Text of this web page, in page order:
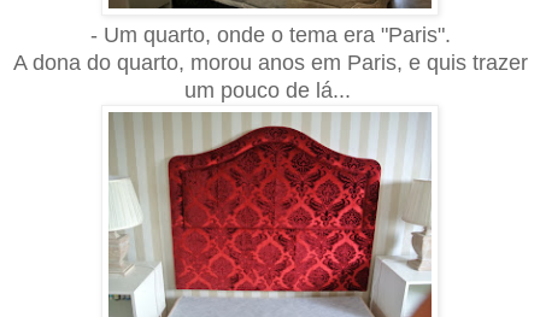
- Um quarto, onde o tema era "Paris".
A dona do quarto, morou anos em Paris, e quis trazer
um pouco de lá...